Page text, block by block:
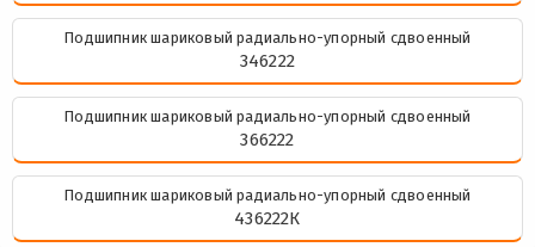
Подшипник шариковый радиально-упорный сдвоенный
346222
Подшипник шариковый радиально-упорный сдвоенный
366222
Подшипник шариковый радиально-упорный сдвоенный
436222К